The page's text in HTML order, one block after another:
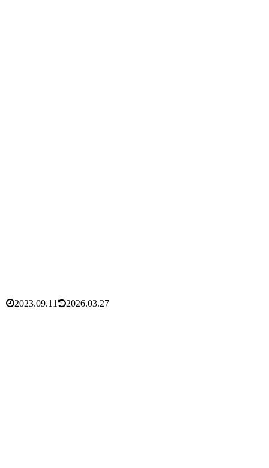
2023.09.11 2026.03.27